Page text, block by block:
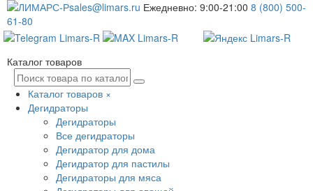
sales@limars.ru Ежедневно: 9:00-21:00 8 (800) 500-
61-80
Каталог товаров
Каталог товаров ×
Дегидраторы
Дегидраторы
Все дегидраторы
Дегидратор для дома
Дегидратор для пастилы
Дегидраторы для мяса